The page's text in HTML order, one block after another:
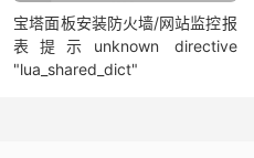
宝塔面板安装防火墙/网站监控报
表提示unknown directive
"lua_shared_dict"